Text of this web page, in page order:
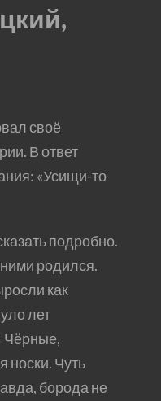
своё
В ответ
«Усищи-то
подробно.
родился.
как
лет
Чёрные,
носки. Чуть
борода не